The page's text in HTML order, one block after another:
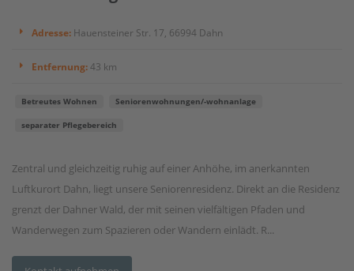
Adresse: Hauensteiner Str. 17, 66994 Dahn
Entfernung:43 km
Betreutes Wohnen Seniorenwohnungen/-wohnanlage
separater Pflegebereich
Zentral und gleichzeitig ruhig auf einer Anhöhe, im anerkannten
Luftkurort Dahn, liegt unsere Seniorenresidenz. Direkt an die Residenz
grenzt der Dahner Wald, der mit seinen vielfältigen Pfaden und
Wanderwegen zum Spazieren oder Wandern einlädt. R...